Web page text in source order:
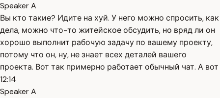
Speaker A
Вы кто такие? Идите на хуй. У него можно спросить, как
дела, можно что-то житейское обсудить, но вряд ли он
хорошо выполнит рабочую задачу по вашему проекту,
потому что он, ну, не знает всех деталей вашего
проекта. Вот так примерно работает обычный чат. А вот
12:14
Speaker A